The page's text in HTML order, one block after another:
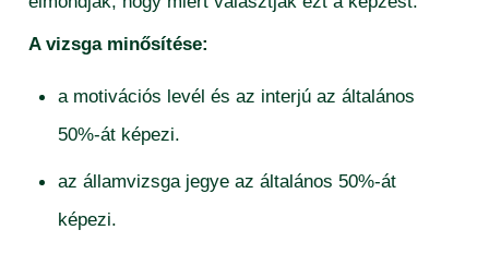
A vizsga minősítése:
a motivációs levél és az interjú az általános
50%-át képezi.
az államvizsga jegye az általános 50%-át
képezi.